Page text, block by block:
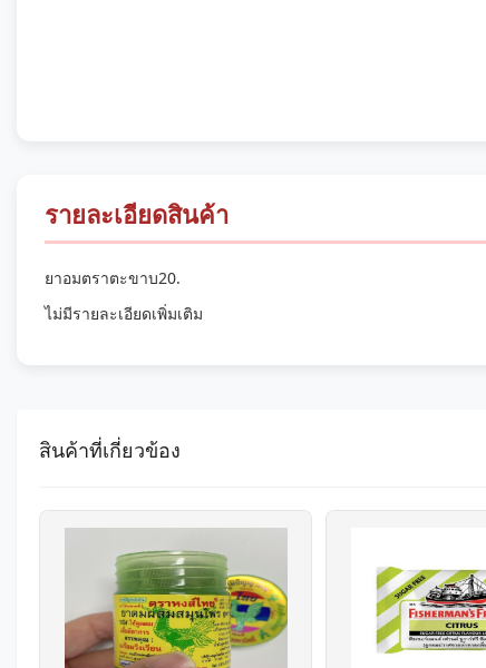
รายละเอียดสินค้า
ยาอมตราตะขาบ20.
ไม่มีรายละเอียดเพิ่มเติม
สินค้าที่เกี่ยวข้อง